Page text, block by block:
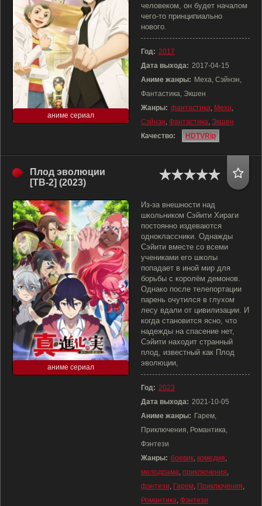
аниме сериал
человеком, он будет началом
чего-то принципиально
нового.
Год: 2017
Дата выхода: 2017-04-15
Аниме жанры: Меха, Сэйнэн,
Фантастика, Экшен
Жанры: фантастика, Меха,
Сэйнэн, Фантастика, Экшен
Качество:
HDTVRip
Плод эволюции
[ТВ-2] (2023)
аниме сериал
Из-за внешности над
школьником Сэйити Хираги
постоянно издеваются
одноклассники. Однажды
Сэйити вместе со всеми
учениками его школы
попадает в иной мир для
борьбы с королём демонов.
Однако после телепортации
парень очутился в глухом
лесу вдали от цивилизации. И
когда становится ясно, что
надежды на спасение нет,
Сэйити находит странный
плод, известный как Плод
эволюции,
Год: 2023
Дата выхода: 2021-10-05
Аниме жанры: Гарем,
Приключения, Романтика,
Фэнтези
Жанры: боевик, комедия,
мелодрама, приключения,
фэнтези, Гарем, Приключения,
Романтика, Фэнтези